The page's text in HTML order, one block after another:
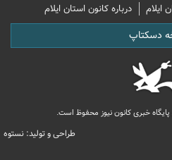
ایلام درباره کانون استان ایلام
دسکتاپ
خبری کانون نیوز محفوظ است.
طراحی و تولید: نستوه